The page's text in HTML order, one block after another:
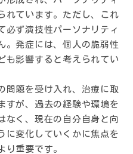
れています。ただし、これ
必ず演技性パーソナリティ
。発症には、個人の脆弱性
も影響すると考えられてい
問題を受け入れ、治療に取
すが、過去の経験や環境を
なく、現在の自分自身と向
に変化していくかに焦点を
り重要です。